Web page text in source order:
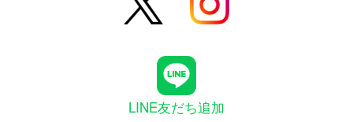
LINE友だち追加